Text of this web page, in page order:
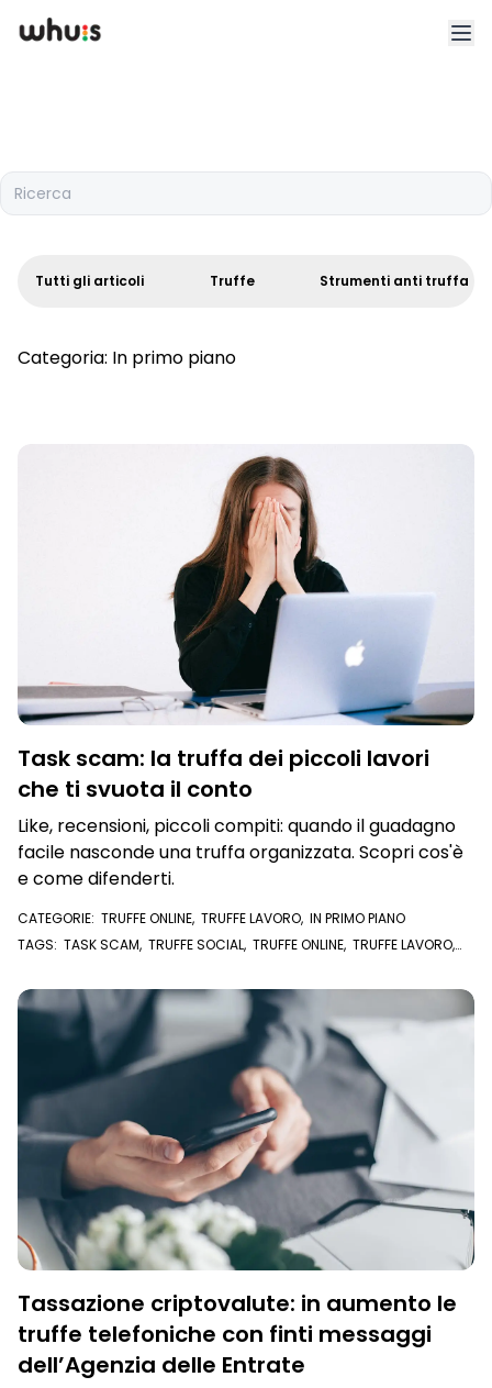
Clienti
Whuis per lo sport
Registrati
Ricerca
Tutti gli articoli Truffe Strumenti anti truffa
Categoria: In primo piano
Task scam: la truffa dei piccoli lavori
che ti svuota il conto
Like, recensioni, piccoli compiti: quando il guadagno
facile nasconde una truffa organizzata. Scopri cos'è
e come difenderti.
CATEGORIE: TRUFFE ONLINE, TRUFFE LAVORO, IN PRIMO PIANO
TAGS: TASK SCAM, TRUFFE SOCIAL, TRUFFE ONLINE, TRUFFE LAVORO,
Tassazione criptovalute: in aumento le
truffe telefoniche con finti messaggi
dell’Agenzia delle Entrate